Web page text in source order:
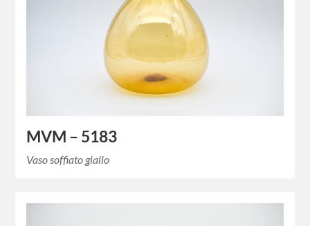
MVM – 5183
Vaso soffiato giallo